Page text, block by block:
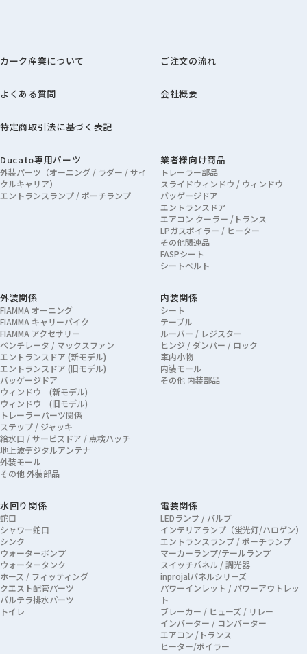
カーク産業について ご注文の流れ
よくある質問 会社概要
特定商取引法に基づく表記
Ducato専用パーツ
外装パーツ（オーニング / ラダー / サイ
クルキャリア）
エントランスランプ / ポーチランプ
業者様向け商品
トレーラー部品
スライドウィンドウ / ウィンドウ
バッゲージドア
エントランスドア
エアコン クーラー /トランス
LPガスボイラー / ヒーター
その他関連品
FASPシート
シートベルト
外装関係
FIAMMA オーニング
FIAMMA キャリーバイク
FIAMMA アクセサリー
ベンチレータ / マックスファン
エントランスドア (新モデル)
エントランスドア (旧モデル)
バッゲージドア
ウィンドウ (新モデル)
ウィンドウ (旧モデル)
トレーラーパーツ関係
ステップ / ジャッキ
給水口 / サービスドア / 点検ハッチ
地上波デジタルアンテナ
外装モール
その他 外装部品
内装関係
シート
テーブル
ルーバー / レジスター
ヒンジ / ダンパー / ロック
車内小物
内装モール
その他 内装部品
水回り関係
蛇口
シャワー蛇口
シンク
ウォーターポンプ
ウォータータンク
ホース / フィッティング
クエスト配管パーツ
バルテラ排水パーツ
トイレ
電装関係
LEDランプ / バルブ
インテリアランプ（蛍光灯/ハロゲン）
エントランスランプ / ポーチランプ
マーカーランプ/テールランプ
スイッチパネル / 調光器
inprojalパネルシリーズ
パワーインレット / パワーアウトレッ
ト
ブレーカー / ヒューズ / リレー
インバーター / コンバーター
エアコン /トランス
ヒーター/ボイラー